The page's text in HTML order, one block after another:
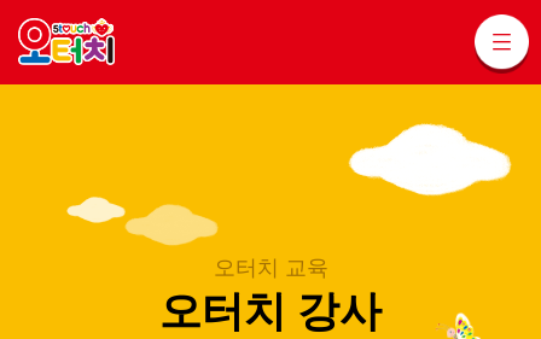
오터치 교육
오터치 강사